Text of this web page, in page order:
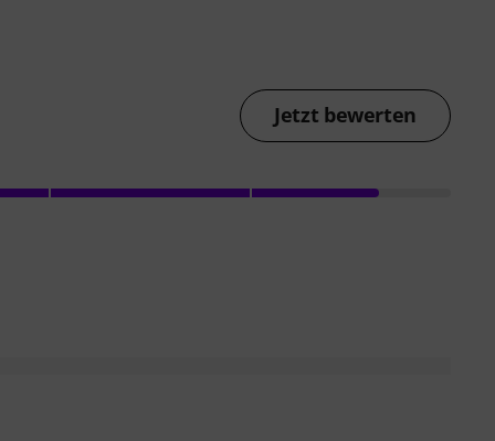
Jetzt bewerten